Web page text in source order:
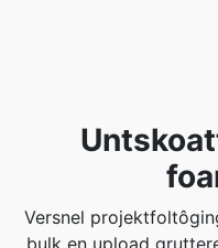
Versnel
bulk en upload